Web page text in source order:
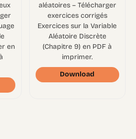
en
aléatoires – Télécharger
exercices corrigés
Exercices sur la Variable
Aléatoire Discrète
(Chapitre 9) en PDF à
imprimer.
Download